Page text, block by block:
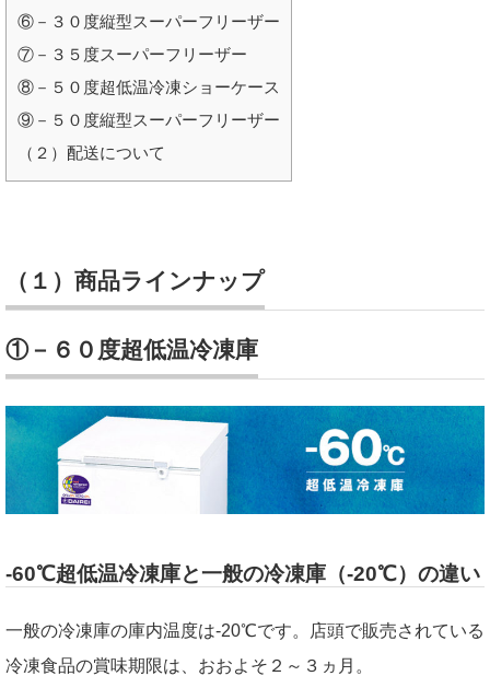
⑥－３０度縦型スーパーフリーザー
⑦－３５度スーパーフリーザー
⑧－５０度超低温冷凍ショーケース
⑨－５０度縦型スーパーフリーザー
（２）配送について
（１）商品ラインナップ
①－６０度超低温冷凍庫
-60℃超低温冷凍庫と一般の冷凍庫（-20℃）の違い
一般の冷凍庫の庫内温度は-20℃です。店頭で販売されている
冷凍食品の賞味期限は、おおよそ２～３ヵ月。